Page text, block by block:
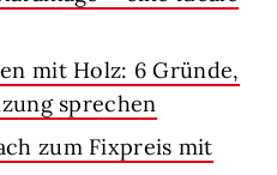
mit Holz: 6 Gründe,
sprechen
zum Fixpreis mit